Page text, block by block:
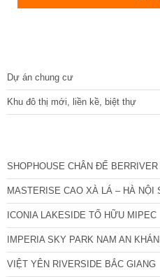
Dự án chung cư
Khu đô thị mới, liền kề, biệt thự
SHOPHOUSE CHÂN ĐẾ BERRIVER
MASTERISE CAO XÀ LÁ – HÀ NỘI
ICONIA LAKESIDE TỐ HỮU MIPEC
IMPERIA SKY PARK NAM AN
VIỆT YÊN RIVERSIDE BẮC GIANG